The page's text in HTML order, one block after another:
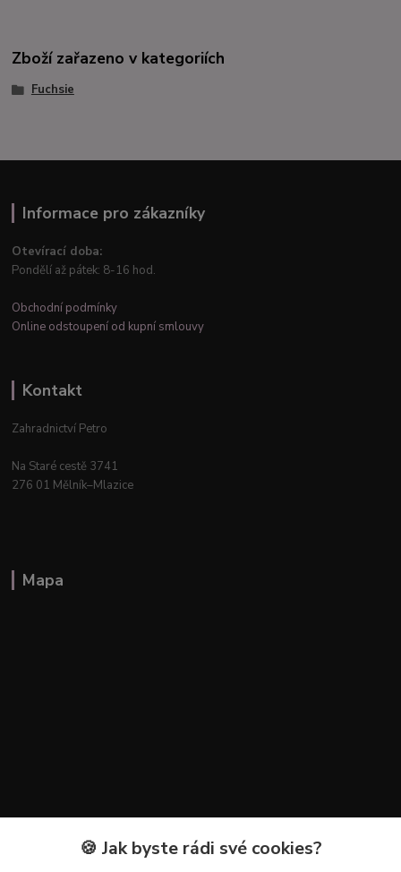
Zboží zařazeno v kategoriích
Fuchsie
Informace pro zákazníky
Otevírací doba:
Pondělí až pátek: 8-16 hod.
Obchodní podmínky
Online odstoupení od kupní smlouvy
Kontakt
Zahradnictví Petro
Na Staré cestě 3741
276 01 Mělník–Mlazice
Mapa
Kontakty🍪 Jak byste rádi své cookies?